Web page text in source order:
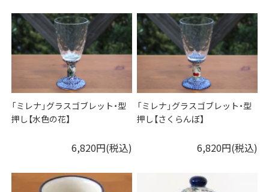
「ミレナ」グラスゴブレット・型
押し【水色の花】
6,820円(税込)
「ミレナ」グラスゴブレット・型
押し【さくらんぼ】
6,820円(税込)